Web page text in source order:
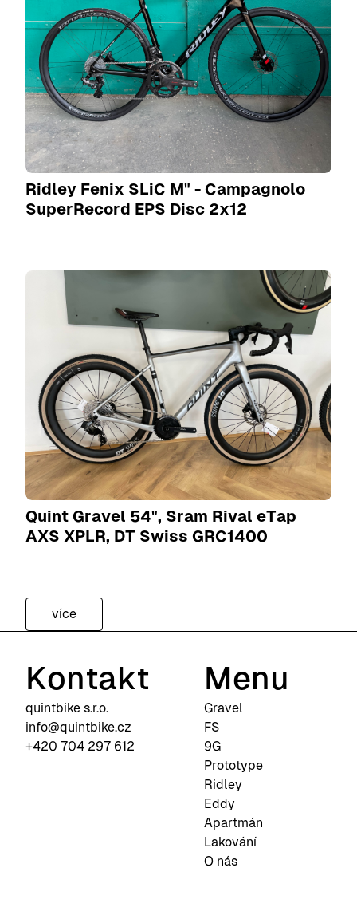
Ridley Fenix SLiC M" - Campagnolo
SuperRecord EPS Disc 2x12
Quint Gravel 54", Sram Rival eTap
AXS XPLR, DT Swiss GRC1400
více
Kontakt
quintbike s.r.o.
info@quintbike.cz
+420 704 297 612
Menu
Gravel
FS
9G
Prototype
Ridley
Eddy
Apartmán
Lakování
O nás